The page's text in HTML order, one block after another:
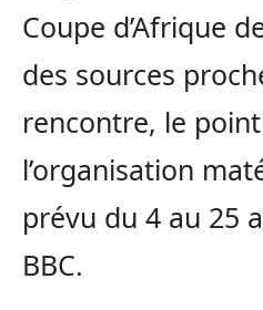
Coupe d’Afrique
des sources
rencontre, le
l’organisation
prévu du 4 au 25
BBC.